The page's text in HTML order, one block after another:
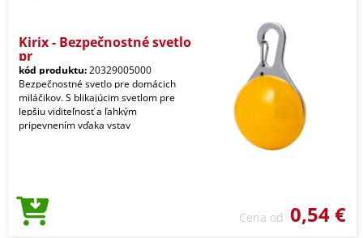
Kirix - Bezpečnostné svetlo
pr
kód produktu:20329005000
Bezpečnostné svetlo pre domácich
miláčikov. S blikajúcim svetlom pre
lepšiu viditeľnosť a ľahkým
pripevnením vďaka vstav
Cena od 0,54 €